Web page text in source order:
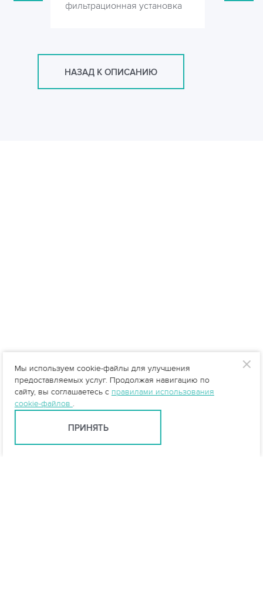
фильтрационная установка
НАЗАД К ОПИСАНИЮ
Мы используем cookie-файлы для улучшения
предоставляемых услуг. Продолжая навигацию по
сайту, вы соглашаетесь с правилами использования
cookie-файлов .
ПРИНЯТЬ